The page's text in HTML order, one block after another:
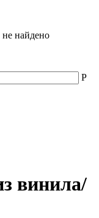
найдено
Р
винила/